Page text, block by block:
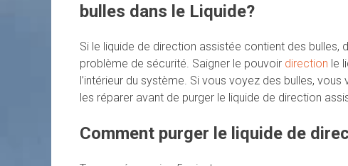
bulles dans le Liquide?
Si le liquide de direction assistée contient des bulles,
problème de sécurité. Saigner le pouvoir direction le
l’intérieur du système. Si vous voyez des bulles,
les réparer avant de purger le liquide de direction
Comment purger le liquide de